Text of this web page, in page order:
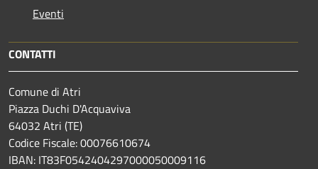
Eventi
CONTATTI
Comune di Atri
Piazza Duchi D'Acquaviva
64032 Atri (TE)
Codice Fiscale: 00076610674
IBAN: IT83F0542404297000050009116